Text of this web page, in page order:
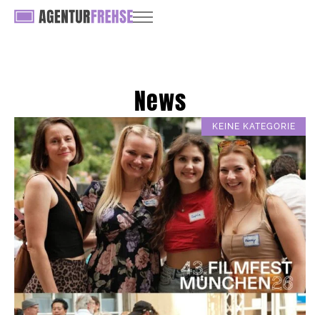
News
KEINE KATEGORIE